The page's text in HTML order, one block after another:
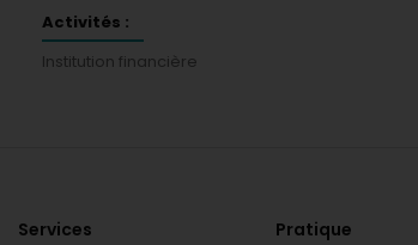
Activités :
Institution financière
Services Pratique